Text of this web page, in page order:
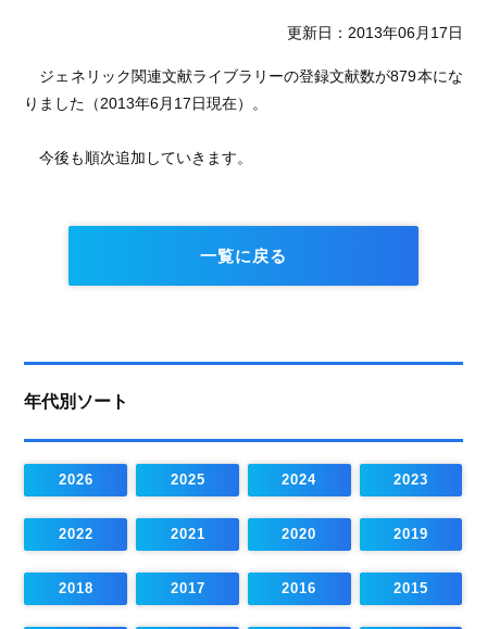
更新日：2013年06月17日
ジェネリック関連文献ライブラリーの登録文献数が879本にな
りました（2013年6月17日現在）。
今後も順次追加していきます。
一覧に戻る
年代別ソート
2026 2025 2024 2023
2022 2021 2020 2019
2018 2017 2016 2015